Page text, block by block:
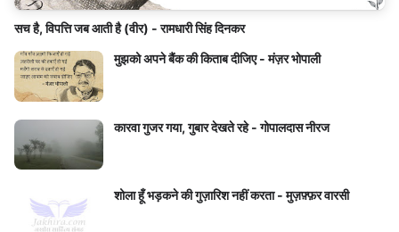
सच है, विपत्ति जब आती है (वीर) - रामधारी सिंह दिनकर
मुझको अपने बैंक की किताब दीजिए - मंज़र भोपाली
कारवा गुजर गया, गुबार देखते रहे - गोपालदास नीरज
शोला हूँ भड़कने की गुज़ारिश नहीं करता - मुज़फ़्फ़र वारसी